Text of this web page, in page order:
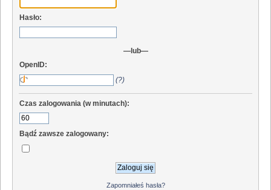
Hasło:
—lub—
OpenID:
(?)
Czas zalogowania (w minutach):
Bądź zawsze zalogowany:
Zapomniałeś hasła?